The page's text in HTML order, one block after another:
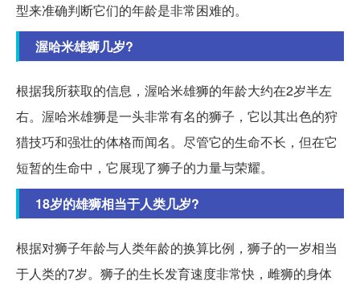
型来准确判断它们的年龄是非常困难的。
渥哈米雄狮几岁?
根据我所获取的信息，渥哈米雄狮的年龄大约在2岁半左
右。渥哈米雄狮是一头非常有名的狮子，它以其出色的狩
猎技巧和强壮的体格而闻名。尽管它的生命不长，但在它
短暂的生命中，它展现了狮子的力量与荣耀。
18岁的雄狮相当于人类几岁?
根据对狮子年龄与人类年龄的换算比例，狮子的一岁相当
于人类的7岁。狮子的生长发育速度非常快，雌狮的身体